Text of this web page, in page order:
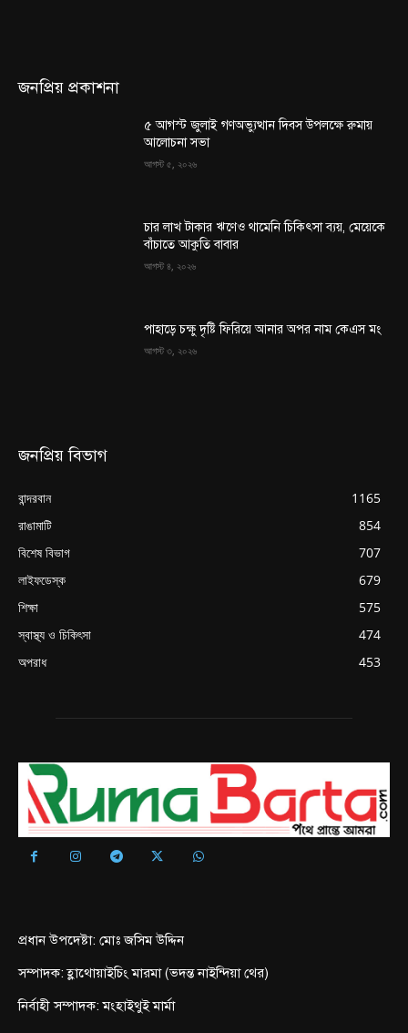
জনপ্রিয় প্রকাশনা
৫ আগস্ট জুলাই গণঅভ্যুত্থান দিবস উপলক্ষে রুমায়
আলোচনা সভা
আগস্ট ৫, ২০২৬
চার লাখ টাকার ঋণেও থামেনি চিকিৎসা ব্যয়, মেয়েকে
বাঁচাতে আকুতি বাবার
আগস্ট ৪, ২০২৬
পাহাড়ে চক্ষু দৃষ্টি ফিরিয়ে আনার অপর নাম কেএস মং
আগস্ট ৩, ২০২৬
জনপ্রিয় বিভাগ
বান্দরবান
1165
রাঙামাটি
854
বিশেষ বিভাগ
707
লাইফডেস্ক
679
শিক্ষা
575
স্বাস্থ্য ও চিকিৎসা
474
অপরাধ
453
প্রধান উপদেষ্টা: মোঃ জসিম উদ্দিন
সম্পাদক: হ্লাথোয়াইচিং মারমা (ভদন্ত নাইন্দিয়া থের)
নির্বাহী সম্পাদক: মংহাইথুই মার্মা